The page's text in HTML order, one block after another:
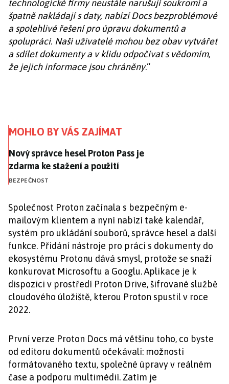
technologické firmy neustále narušují soukromí a
špatně nakládají s daty, nabízí Docs bezproblémové
a spolehlivé řešení pro úpravu dokumentů a
spolupráci. Naši uživatelé mohou bez obav vytvářet
a sdílet dokumenty a v klidu odpočívat s vědomím,
že jejich informace jsou chráněny.“
MOHLO BY VÁS ZAJÍMAT
Nový správce hesel Proton Pass je zdarma ke
Nový správce hesel Proton Pass je
zdarma ke stažení a použití
BEZPEČNOST
Společnost Proton začínala s bezpečným e-
mailovým klientem a nyní nabízí také kalendář,
systém pro ukládání souborů, správce hesel a další
funkce. Přidání nástroje pro práci s dokumenty do
ekosystému Protonu dává smysl, protože se snaží
konkurovat Microsoftu a Googlu. Aplikace je k
dispozici v prostředí Proton Drive, šifrované službě
cloudového úložiště, kterou Proton spustil v roce
2022.
První verze Proton Docs má většinu toho, co byste
od editoru dokumentů očekávali: možnosti
formátovaného textu, společné úpravy v reálném
čase a podporu multimédií. Zatím je